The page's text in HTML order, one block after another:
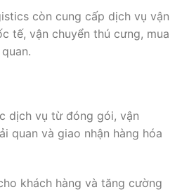
còn cung cấp dịch vụ vận
tế, vận chuyển thú cưng, mua
dịch vụ từ đóng gói, vận
quan và giao nhận hàng hóa
khách hàng và tăng cường